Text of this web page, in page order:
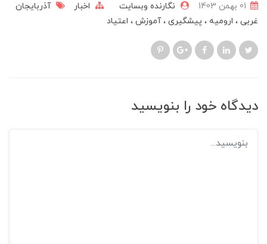
نگارنده وبسایت اخبار
آذربایجان
غربی
ارومیه پیشگیری آموزش اعتیاد
دیدگاه خود را بنویسید